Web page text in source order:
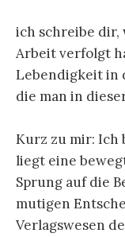
ich schreibe
Arbeit verfolgt
Lebendigkeit in
die man in
Kurz zu mir: Ich
liegt eine
Sprung auf die
mutigen
Verlagswesen